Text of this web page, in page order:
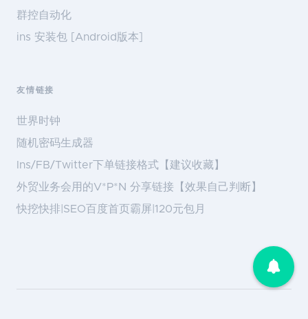
群控自动化
ins 安装包 [Android版本]
友情链接
世界时钟
随机密码生成器
Ins/FB/Twitter下单链接格式【建议收藏】
外贸业务会用的V*P*N 分享链接【效果自己判断】
快挖快排|SEO百度首页霸屏|120元包月